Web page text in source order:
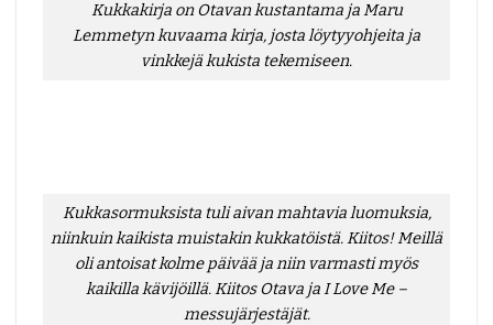
Kukkakirja on Otavan kustantama ja Maru
Lemmetyn kuvaama kirja, josta löytyyohjeita ja
vinkkejä kukista tekemiseen.
Kukkasormuksista tuli aivan mahtavia luomuksia,
niinkuin kaikista muistakin kukkatöistä. Kiitos! Meillä
oli antoisat kolme päivää ja niin varmasti myös
kaikilla kävijöillä. Kiitos Otava ja I Love Me –
messujärjestäjät.